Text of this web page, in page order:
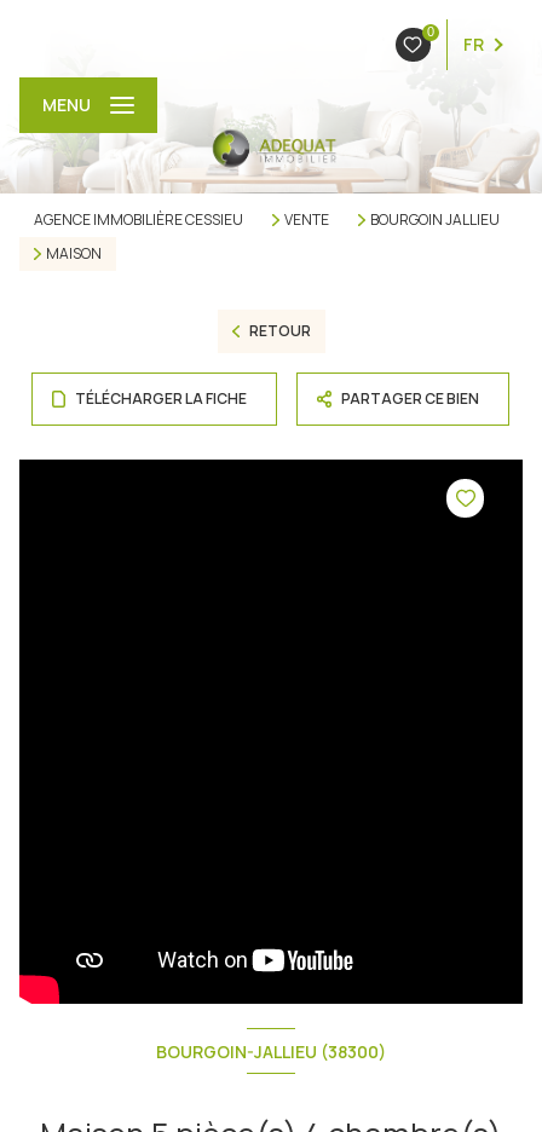
0
FR
MENU
AGENCE IMMOBILIÈRE CESSIEU VENTE
BOURGOIN JALLIEU
MAISON
RETOUR
TÉLÉCHARGER LA FICHE PARTAGER CE BIEN
BOURGOIN-JALLIEU (38300)